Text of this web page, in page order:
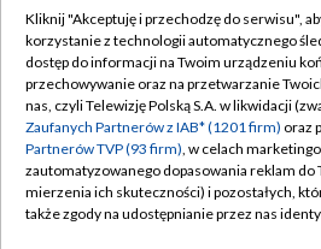
TVP
Abonament TVP
Emisja w TVP
Centrum informacji TVP
Naziemna Telewizja Cyfrowa
Regulamin
Polityka
Moje
Pomoc
Kliknij "Akceptuję i przechodzę do serwisu",
korzystanie z technologii automatycznego
dostęp do informacji na Twoim urządzeniu
przechowywanie oraz na przetwarzanie
nas, czyli Telewizję Polską S.A. w likwidacji
Zaufanych Partnerów z IAB* (1201 firm) oraz
Partnerów TVP (93 firm), w celach
zautomatyzowanego dopasowania reklam do
mierzenia ich skuteczności) i pozostałych,
także zgody na udostępnianie przez nas